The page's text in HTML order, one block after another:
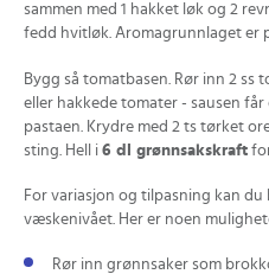
sammen med 1 hakket løk og 2
fedd hvitløk. Aromagrunnlaget er
Bygg så tomatbasen. Rør inn 2
eller hakkede tomater - sausen
pastaen. Krydre med 2 ts tørket
sting. Hell i 6 dl grønnsakskraft
For variasjon og tilpasning kan
væskenivået. Her er noen
Rør inn grønnsaker som